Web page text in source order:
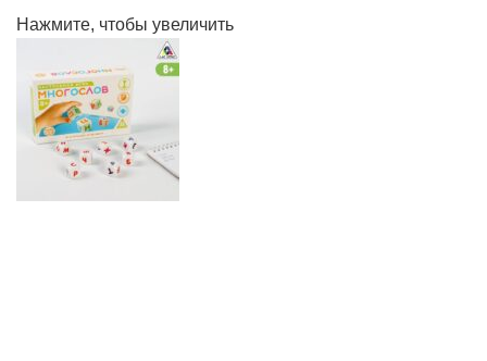
Нажмите, чтобы увеличить